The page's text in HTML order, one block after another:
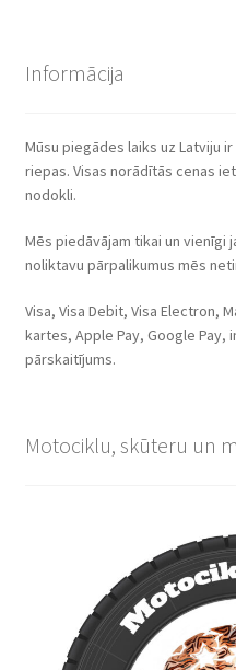
Informācija
Mūsu piegādes laiks uz Latviju
riepas. Visas norādītās cenas
nodokli.
Mēs piedāvājam tikai un vienīgi
noliktavu pārpalikumus mēs
Visa, Visa Debit, Visa Electron,
kartes, Apple Pay, Google Pay,
pārskaitījums.
Motociklu, skūteru un